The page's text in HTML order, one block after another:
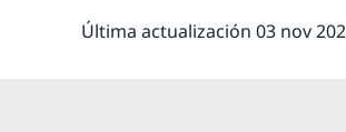
Última actualización 03 nov